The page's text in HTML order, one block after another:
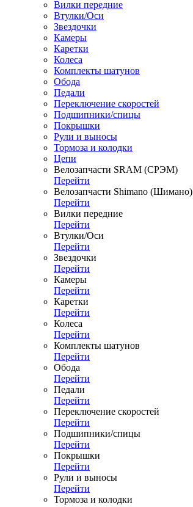
Вилки передние
Втулки/Оси
Звездочки
Камеры
Каретки
Колеса
Комплекты шатунов
Обода
Педали
Переключение скоростей
Подшипники/спицы
Покрышки
Рули и выносы
Тормоза и колодки
Цепи
Велозапчасти SRAM (СРЭМ)
Перейти
Велозапчасти Shimano (Шимано)
Перейти
Вилки передние
Перейти
Втулки/Оси
Перейти
Звездочки
Перейти
Камеры
Перейти
Каретки
Перейти
Колеса
Перейти
Комплекты шатунов
Перейти
Обода
Перейти
Педали
Перейти
Переключение скоростей
Перейти
Подшипники/спицы
Перейти
Покрышки
Перейти
Рули и выносы
Перейти
Тормоза и колодки